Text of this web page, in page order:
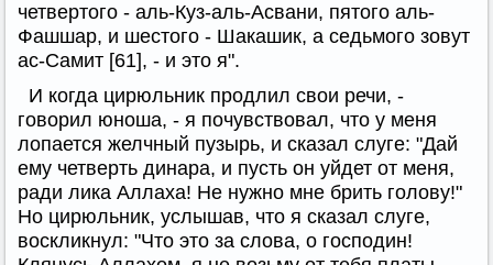
четвертого - аль-Куз-аль-Асвани, пятого аль-
Фашшар, и шестого - Шакашик, а седьмого зовут
ас-Самит [61], - и это я".
И когда цирюльник продлил свои речи, -
говорил юноша, - я почувствовал, что у меня
лопается желчный пузырь, и сказал слуге: "Дай
ему четверть динара, и пусть он уйдет от меня,
ради лика Аллаха! Не нужно мне брить голову!"
Но цирюльник, услышав, что я сказал слуге,
воскликнул: "Что это за слова, о господин!